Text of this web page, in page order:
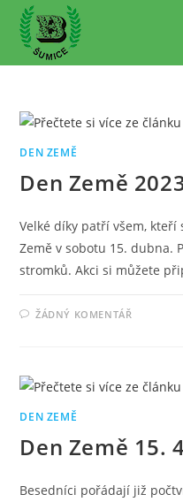
Přejít
obsahu
DEN ZEMĚ
Den Země
Velké díky patří všem,
Země v sobotu 15. dubna.
stromků. Akci si můžete
ŽÁDNÝ KOMENTÁŘ
DEN ZEMĚ
Den Země 15.
Besedníci pořádají již